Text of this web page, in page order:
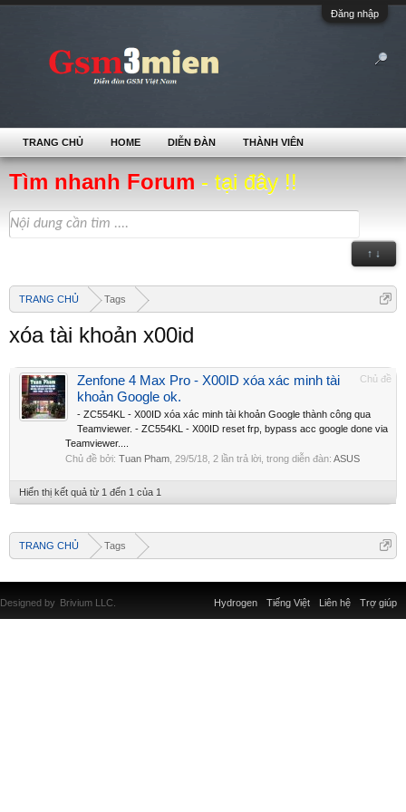
Đăng nhập
Tìm nhanh Forum - tại đây !!
↑ ↓
TRANG CHỦ Tags
xóa tài khoản x00id
Chủ đề
Zenfone 4 Max Pro - X00ID xóa xác minh tài
khoản Google ok.
- ZC554KL - X00ID xóa xác minh tài khoản Google thành công qua
Teamviewer. - ZC554KL - X00ID reset frp, bypass acc google done via
Teamviewer....
Chủ đề bởi: Tuan Pham 29/5/18 , 2 lần trả lời, trong diễn đàn: ASUS
Hiển thị kết quả từ 1 đến 1 của 1
TRANG CHỦ Tags
TRANG CHỦ HOME DIỄN ĐÀN THÀNH VIÊN
Liên hệ Trợ giúp
Hydrogen Tiếng Việt
Designed by Brivium LLC.